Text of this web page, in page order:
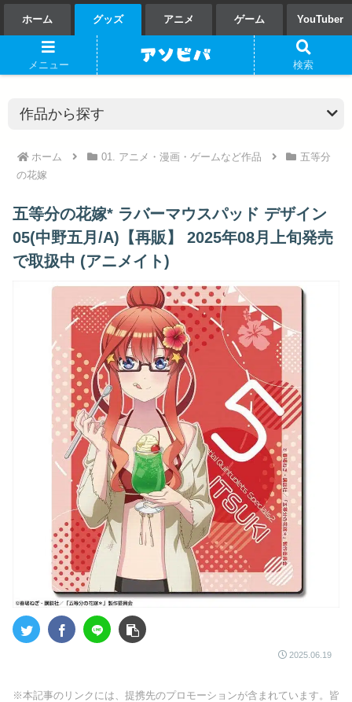
ホーム グッズ アニメ ゲーム YouTuber
ホーム 01. アニメ・漫画・ゲームなど作品
五等分
の花嫁
五等分の花嫁* ラバーマウスパッド デザイン
05(中野五月/A)【再販】 2025年08月上旬発売
で取扱中 (アニメイト)
2025.06.19
※本記事のリンクには、提携先のプロモーションが含まれています。皆
メニュー 検索